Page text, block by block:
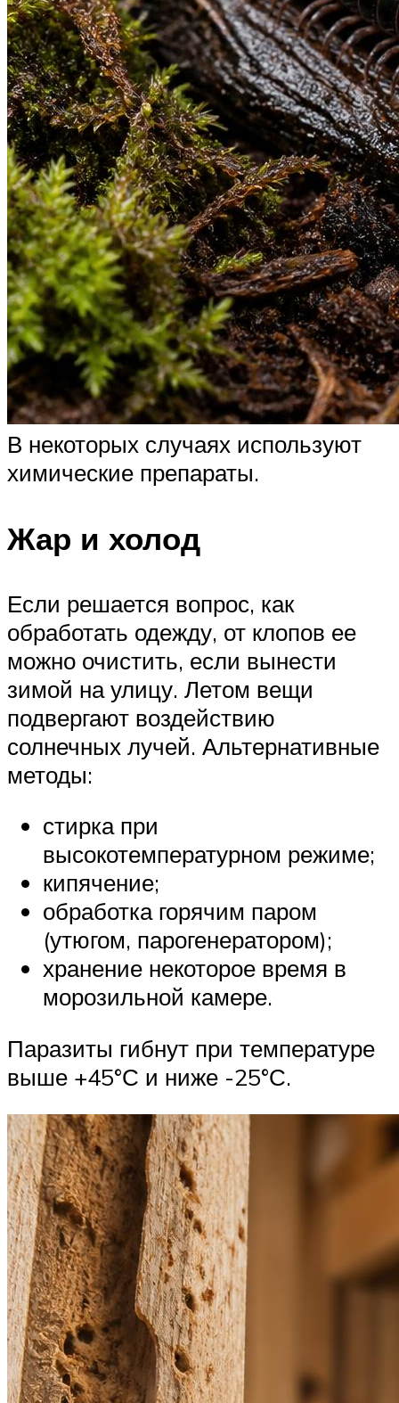
В некоторых случаях используют
химические препараты.
Жар и холод
Если решается вопрос, как
обработать одежду, от клопов ее
можно очистить, если вынести
зимой на улицу. Летом вещи
подвергают воздействию
солнечных лучей. Альтернативные
методы:
стирка при
высокотемпературном режиме;
кипячение;
обработка горячим паром
(утюгом, парогенератором);
хранение некоторое время в
морозильной камере.
Паразиты гибнут при температуре
выше +45°С и ниже -25°С.